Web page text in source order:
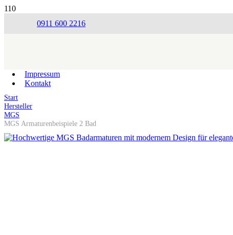
0911 600 2216
Impressum
Kontakt
Start
Hersteller
MGS
MGS Armaturenbeispiele 2 Bad